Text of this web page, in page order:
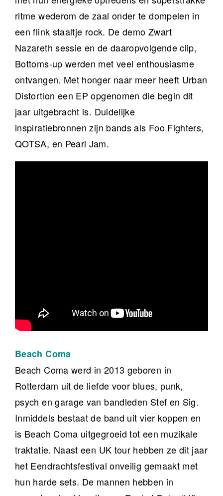
ritme wederom de zaal onder te dompelen in
een flink staaltje rock. De demo Zwart
Nazareth sessie en de daaropvolgende clip,
Bottoms-up werden met veel enthousiasme
ontvangen. Met honger naar meer heeft Urban
Distortion een EP opgenomen die begin dit
jaar uitgebracht is. Duidelijke
inspiratiebronnen zijn bands als Foo Fighters,
QOTSA, en Pearl Jam.
Beach Coma
Beach Coma werd in 2013 geboren in
Rotterdam uit de liefde voor blues, punk,
psych en garage van bandleden Stef en Sig.
Inmiddels bestaat de band uit vier koppen en
is Beach Coma uitgegroeid tot een muzikale
traktatie. Naast een UK tour hebben ze dit jaar
het Eendrachtsfestival onveilig gemaakt met
hun harde sets. De mannen hebben in